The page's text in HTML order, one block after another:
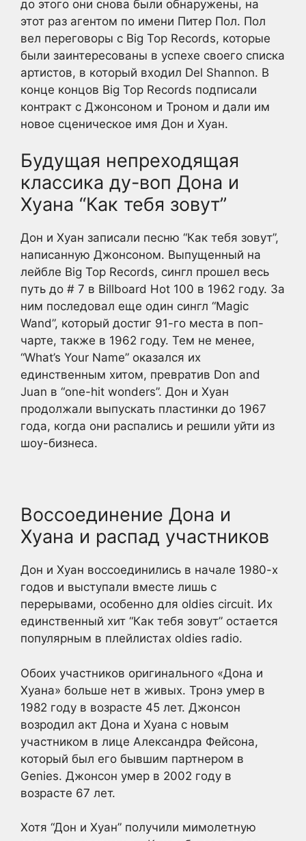
до этого они снова были обнаружены, на
этот раз агентом по имени Питер Пол. Пол
вел переговоры с Big Top Records, которые
были заинтересованы в успехе своего списка
артистов, в который входил Del Shannon. В
конце концов Big Top Records подписали
контракт с Джонсоном и Троном и дали им
новое сценическое имя Дон и Хуан.
Будущая непреходящая
классика ду-воп Дона и
Хуана “Как тебя зовут”
Дон и Хуан записали песню “Как тебя зовут”,
написанную Джонсоном. Выпущенный на
лейбле Big Top Records, сингл прошел весь
путь до # 7 в Billboard Hot 100 в 1962 году. За
ним последовал еще один сингл “Magic
Wand”, который достиг 91-го места в поп-
чарте, также в 1962 году. Тем не менее,
“What’s Your Name” оказался их
единственным хитом, превратив Don and
Juan в “one-hit wonders”. Дон и Хуан
продолжали выпускать пластинки до 1967
года, когда они распались и решили уйти из
шоу-бизнеса.
Воссоединение Дона и
Хуана и распад участников
Дон и Хуан воссоединились в начале 1980-х
годов и выступали вместе лишь с
перерывами, особенно для oldies circuit. Их
единственный хит “Как тебя зовут” остается
популярным в плейлистах oldies radio.
Обоих участников оригинального «Дона и
Хуана» больше нет в живых. Тронэ умер в
1982 году в возрасте 45 лет. Джонсон
возродил акт Дона и Хуана с новым
участником в лице Александра Фейсона,
который был его бывшим партнером в
Genies. Джонсон умер в 2002 году в
возрасте 67 лет.
Хотя “Дон и Хуан” получили мимолетную